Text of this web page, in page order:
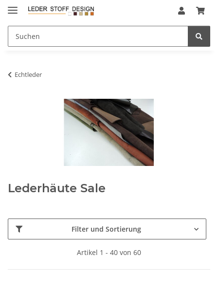
Echtleder
Lederhäute Sale
Filter und Sortierung
Artikel 1 - 40 von 60